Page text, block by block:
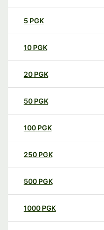
5 PGK
10 PGK
20 PGK
50 PGK
100 PGK
250 PGK
500 PGK
1000 PGK